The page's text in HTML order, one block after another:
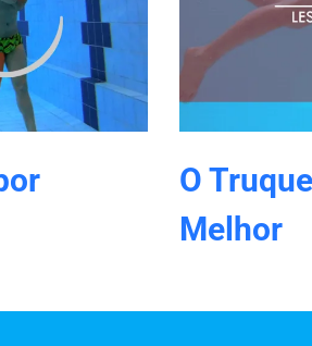
O
Melhor